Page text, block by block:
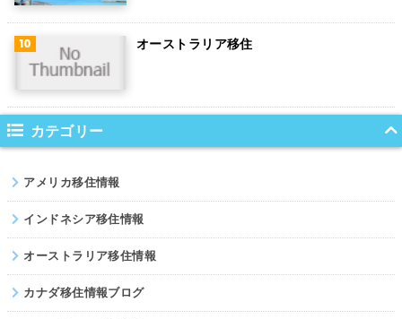
南アフリカ
サウジアラビア
コロンビア
ノルウェー
ネパール
パキスタン
オーストラリア移住
カテゴリー
アメリカ移住情報
インドネシア移住情報
オーストラリア移住情報
カナダ移住情報ブログ